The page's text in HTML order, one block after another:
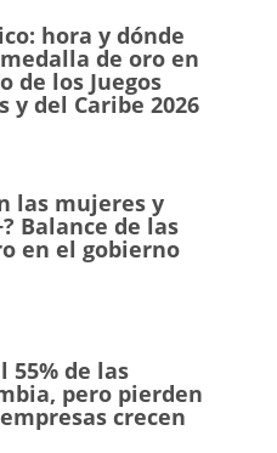
hora y dónde
de oro en
de los Juegos
y del Caribe 2026
las mujeres y
Balance de las
en el gobierno
55% de las
pero pierden
crecen